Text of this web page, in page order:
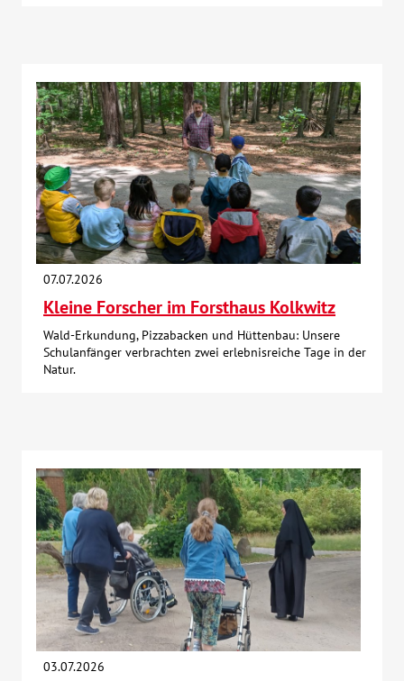
07.07.2026
Kleine Forscher im Forsthaus Kolkwitz
Wald-Erkundung, Pizzabacken und Hüttenbau: Unsere
Schulanfänger verbrachten zwei erlebnisreiche Tage in der
Natur.
03.07.2026